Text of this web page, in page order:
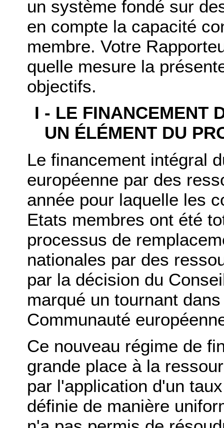
un système fondé sur
en compte la capacité
membre. Votre
quelle mesure la
objectifs.
I - LE FINANCEMENT
UN ÉLÉMENT DU
Le financement intégral
européenne par des
année pour laquelle les
Etats membres ont été
processus de
nationales par des
par la décision du
marqué un tournant
Communauté
Ce nouveau régime de
grande place à la
par l'application d'un
définie de manière